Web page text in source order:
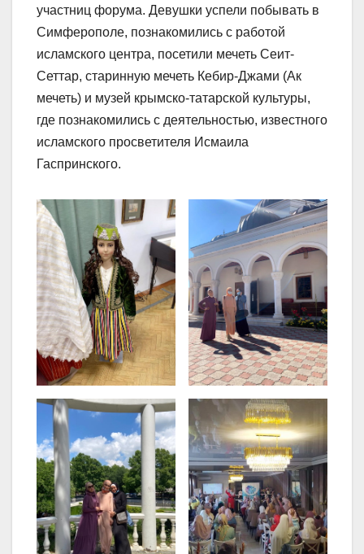
участниц форума. Девушки успели побывать в
Симферополе, познакомились с работой
исламского центра, посетили мечеть Сеит-
Сеттар, старинную мечеть Кебир-Джами (Ак
мечеть) и музей крымско-татарской культуры,
где познакомились с деятельностью, известного
исламского просветителя Исмаила
Гаспринского.